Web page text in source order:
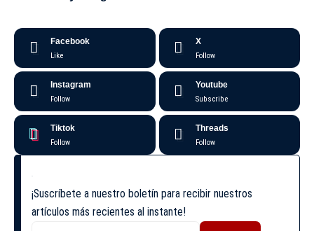
Facebook
Like
X
Follow
Instagram
Follow
Youtube
Subscribe
Tiktok
Follow
Threads
Follow
¡Suscríbete a nuestro boletín para recibir nuestros
artículos más recientes al instante!